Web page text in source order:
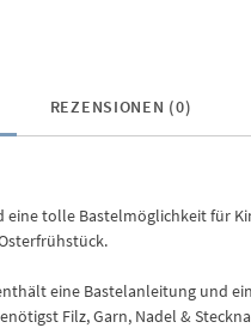
REZENSIONEN (0)
eine tolle Bastelmöglichkeit für
eine Bastelanleitung und
Filz, Garn, Nadel &